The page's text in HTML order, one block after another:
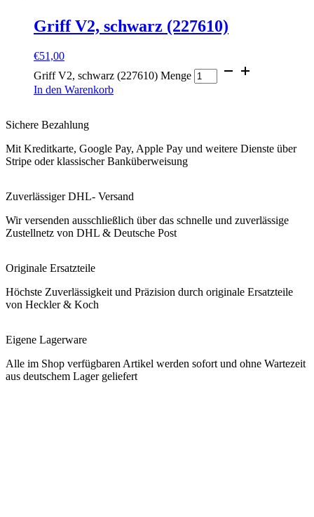
Griff V2, schwarz (227610)
€51,00
Griff V2, schwarz (227610) Menge
In den Warenkorb
Sichere Bezahlung
Mit Kreditkarte, Google Pay, Apple Pay und weitere Dienste über
Stripe oder klassischer Banküberweisung
Zuverlässiger DHL- Versand
Wir versenden ausschließlich über das schnelle und zuverlässige
Zustellnetz von DHL & Deutsche Post
Originale Ersatzteile
Höchste Zuverlässigkeit und Präzision durch originale Ersatzteile
von Heckler & Koch
Eigene Lagerware
Alle im Shop verfügbaren Artikel werden sofort und ohne Wartezeit
aus deutschem Lager geliefert